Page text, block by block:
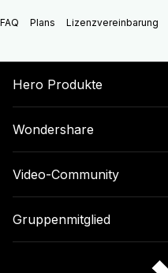
FAQ Plans Lizenzvereinbarung
Hero Produkte
Wondershare
Video-Community
Gruppenmitglied